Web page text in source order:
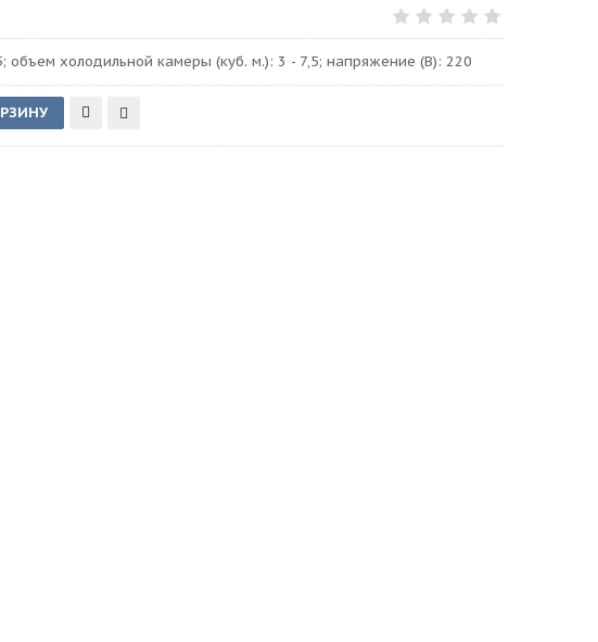
объем холодильной камеры (куб. м.): 3 - 7,5; напряжение (В): 220